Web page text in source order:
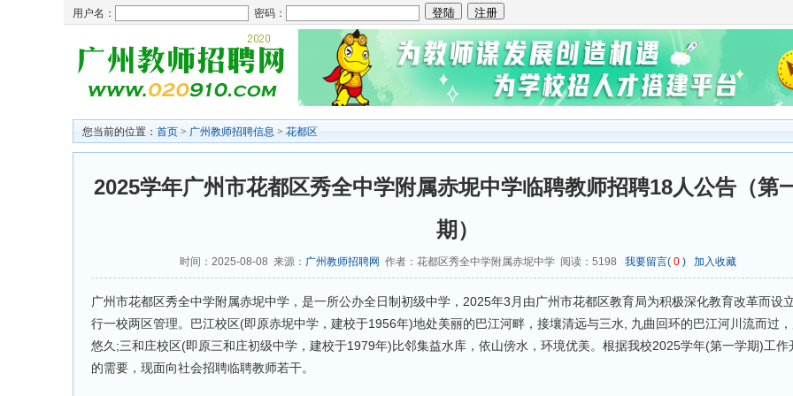
用户名： 密码：
您当前的位置： 首页 > 广州教师招聘信息 > 花都区
2025学年广州市花都区秀全中学附属赤坭中学临聘教师招聘18人公告（第
期）
时间：2025-08-08 来源： 广州教师招聘网 作者：花都区秀全中学附属赤坭中学 阅读： 5198 我要留言( 0) 加入收藏
广州市花都区秀全中学附属赤坭中学，是一所公办全日制初级中学，2025年3月由广州市花都区教育局为积极深化教育改革而设
行一校两区管理。巴江校区(即原赤坭中学，建校于1956年)地处美丽的巴江河畔，接壤清远与三水, 九曲回环的巴江河川流而过
悠久;三和庄校区(即原三和庄初级中学，建校于1979年)比邻集益水库，依山傍水，环境优美。根据我校2025学年(第一学期)工作
的需要，现面向社会招聘临聘教师若干。